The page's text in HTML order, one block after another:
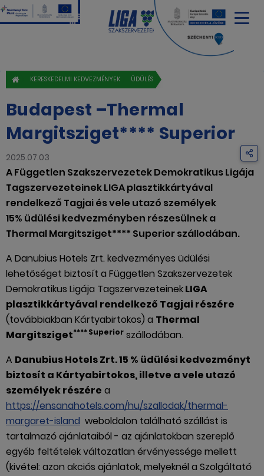
KERESKEDELMI KEDVEZMÉNYEK ÜDÜLÉS
Budapest –Thermal
Margitsziget**** Superior
2025.07.03
A Független Szakszervezetek Demokratikus Ligája
Tagszervezeteinek LIGA plasztikkártyával
rendelkező Tagjai és vele utazó személyek
15% üdülési kedvezményben részesülnek a
Thermal Margitsziget**** Superior szállodában.
A Danubius Hotels Zrt. kedvezményes üdülési
lehetőséget biztosít a Független Szakszervezetek
Demokratikus Ligája TagszervezeteinekLIGA
plasztikkártyával rendelkező Tagjai részére
(továbbiakban Kártyabirtokos) a Thermal
Margitsziget**** Superior szállodában.
A Danubius Hotels Zrt. 15 % üdülési kedvezményt
biztosít a Kártyabirtokos, illetve a vele utazó
személyek részére a
https://ensanahotels.com/hu/szallodak/thermal-
margaret-island weboldalon található szállást is
tartalmazó ajánlataiból - az ajánlatokban szereplő
egyéb feltételek változatlan érvényessége mellett
(kivétel: azon akciós ajánlatok, melyeknél a Szolgáltató